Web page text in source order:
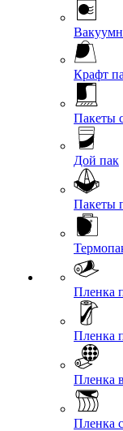
Крафт
Пакеты
Дой пак
Пакеты
Пленка
Пленка
Пленка
Пленка